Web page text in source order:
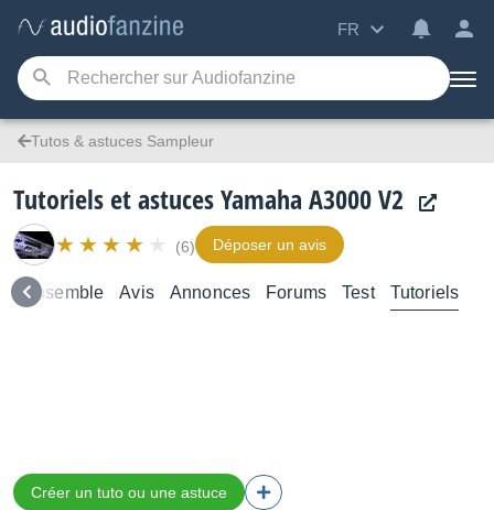
FR
Tutos & astuces Sampleur
Tutoriels et astuces Yamaha A3000 V2
(6) Déposer un avis
d’ensemble Avis Annonces Forums Test Tutoriels
Créer un tuto ou une astuce